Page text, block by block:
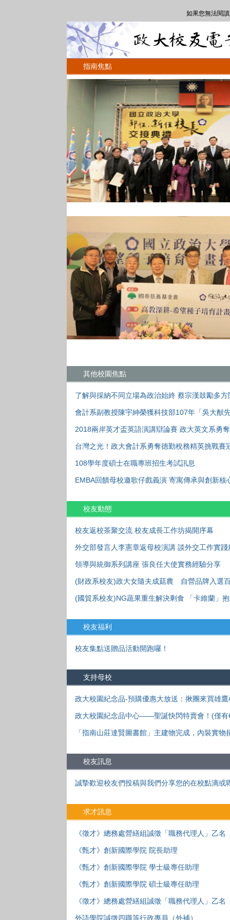
如果您無法閱
指南焦點
其他校園焦點
了解與採納不同立場為政治始終 蔡宗漢鼓勵多方
會計系副教授陳宇紳榮獲科技部107年「吳大猷
2018兩岸英才盃英語演講辯論賽 政大英文系勇
台灣之光！政大會計系勇奪德勤稅務精英挑戰
108學年度碩士在職專班招生考試訊息
EMBA回饋母校邀歌仔戲義演 寄寓傳承與創新核
校友動態
校友返校茶聚交流 校友成長工作坊揭開序幕
外交部發言人李憲章返母校演講 談外交工作實踐
領導與統御系列講座 張良任大使實務經驗分享
(財政系校友)政大女隨夫成菇農 自營品牌入選
(國貿系校友)NG蔬果重生解決剩食 「卡維蘭」
校友福利
校友集點送贈品活動開跑囉！
支持母校
政大校園紀念品-預購優惠大放送：揪團來買雄
政大校園紀念品中心——聖誕快閃特賣會！(僅有
「指南山莊達賢圖書館」主建物完成，內裝實
校友訊息
誠摯歡迎校友們投稿與我們分享您的在校點滴或
求才訊息
《徵才》總務處營繕組誠徵「職務代理人」乙名
《甄才》創新國際學院 院長助理
《甄才》創新國際學院 學士級專任助理
《甄才》創新國際學院 碩士級專任助理
《徵才》總務處營繕組誠徵「職務代理人」乙名
外語學院誠徵四職等行政專員（外補）